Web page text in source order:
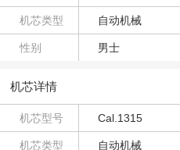
机芯类型 自动机械
性别 男士
机芯详情
机芯型号 Cal.1315
机芯类型 自动机械